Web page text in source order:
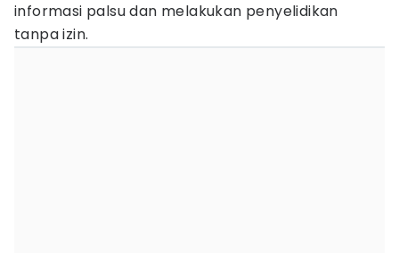
informasi palsu dan melakukan penyelidikan
tanpa izin.